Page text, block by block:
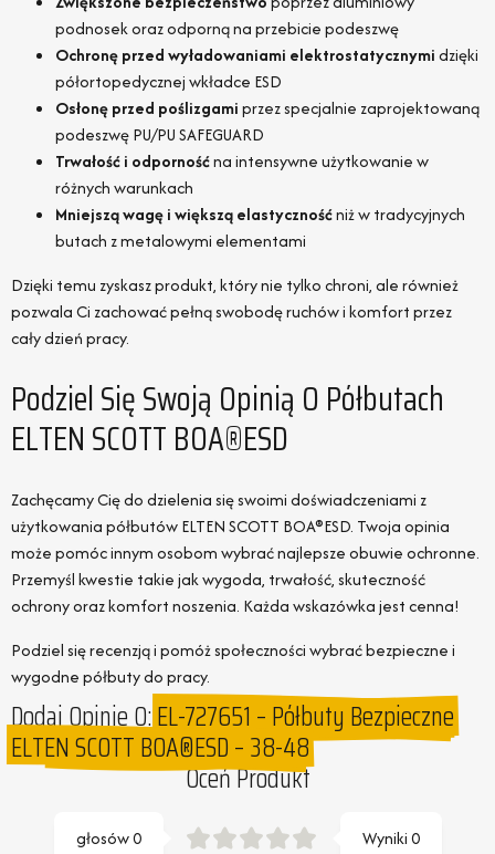
podnosek oraz odporną na przebicie podeszwę
Ochronę przed wyładowaniami elektrostatycznymidzięki
półortopedycznej wkładce ESD
Osłonę przed poślizgamiprzez specjalnie zaprojektowaną
podeszwę PU/PU SAFEGUARD
Trwałość i odpornośćna intensywne użytkowanie w
różnych warunkach
Mniejszą wagę i większą elastycznośćniż w tradycyjnych
butach z metalowymi elementami
Dzięki temu zyskasz produkt, który nie tylko chroni, ale również
pozwala Ci zachować pełną swobodę ruchów i komfort przez
cały dzień pracy.
Podziel Się Swoją Opinią O Półbutach
ELTEN SCOTT BOA®ESD
Zachęcamy Cię do dzielenia się swoimi doświadczeniami z
użytkowania półbutów ELTEN SCOTT BOA®ESD. Twoja opinia
może pomóc innym osobom wybrać najlepsze obuwie ochronne.
Przemyśl kwestie takie jak wygoda, trwałość, skuteczność
ochrony oraz komfort noszenia. Każda wskazówka jest cenna!
Podziel się recenzją i pomóż społeczności wybrać bezpieczne i
wygodne półbuty do pracy.
Dodaj Opinie O:EL-727651 – Półbuty Bezpieczne
ELTEN SCOTT BOA®ESD – 38-48
Oceń Produkt
Wyniki0
głosów0